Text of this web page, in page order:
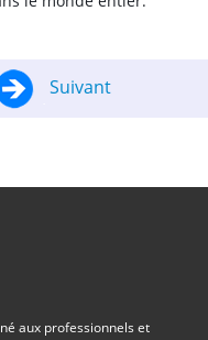
Suivant
aux professionnels et